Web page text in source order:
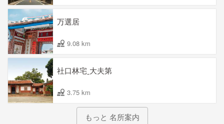
万選居
9.08 km
社口林宅ˍ大夫第
3.75 km
もっと 名所案内